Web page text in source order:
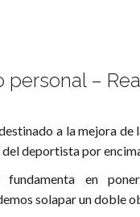
personal –
a la mejora
del deportista por
fundamenta en
solapar un doble